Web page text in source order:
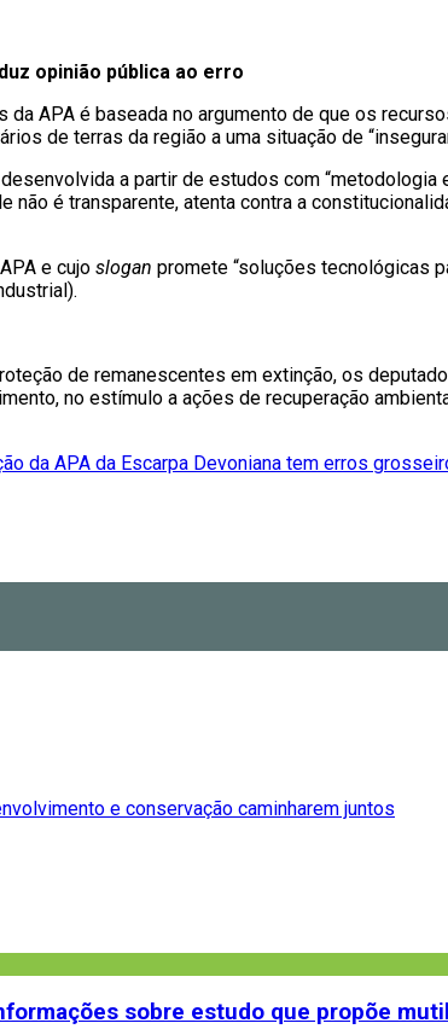
opinião pública ao erro
APA é baseada no argumento de que os
de terras da região a uma situação de
a partir de estudos com “metodologia
não é transparente, atenta contra a
e cujo slogan promete “soluções tecnológicas
de remanescentes em extinção, os
no estímulo a ações de recuperação
da APA da Escarpa Devoniana tem erros
e conservação caminharem juntos
sobre estudo que propõe